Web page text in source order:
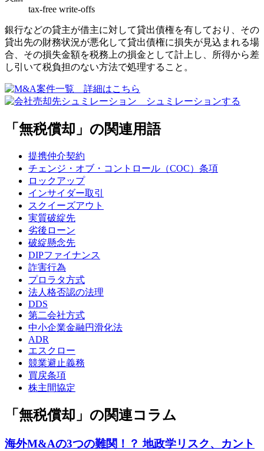
tax-free write-offs
銀行などの貸主が借主に対して貸出債権を有しており、その
貸出先の財務状況が悪化して貸出債権に損失が見込まれる場
合、その損失金額を税務上の損金として計上し、所得から差
し引いて税負担のない方法で処理すること。
「無税償却」の関連用語
提携仲介契約
チェンジ・オブ・コントロール（COC）条項
ロックアップ
インサイダー取引
スクイーズアウト
実質破綻先
劣後ローン
破綻懸念先
DIPファイナンス
詐害行為
プロラタ方式
法人格否認の法理
DDS
第二会社方式
中小企業金融円滑化法
ADR
エスクロー
競業避止義務
買戻条項
株主間協定
「無税償却」の関連コラム
海外M&Aの3つの難関！？ 地政学リスク、カント